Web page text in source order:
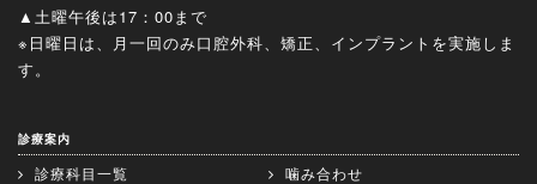
▲土曜午後は17：00まで
※日曜日は、月一回のみ口腔外科、矯正、インプラントを実施しま
す。
診療案内
診療科目一覧
噛み合わせ